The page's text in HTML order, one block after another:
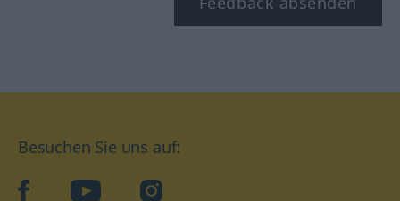
Besuchen Sie uns auf:
facebookYouTube Instagram